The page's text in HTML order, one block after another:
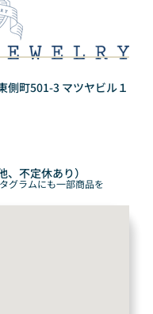
側町501-3 マツヤビル１
不定休あり）
グラムにも一部商品を